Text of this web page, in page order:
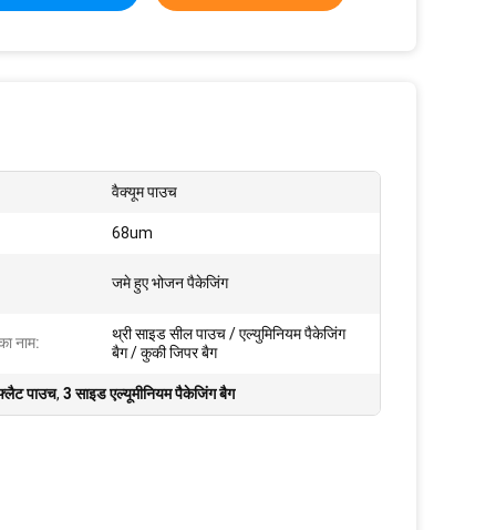
वैक्यूम पाउच
68um
जमे हुए भोजन पैकेजिंग
नाम:
थ्री साइड सील पाउच / एल्युमिनियम पैकेजिंग
बैग / कुकी जिपर बैग
पाउच, 3 साइड एल्यूमीनियम पैकेजिंग बैग